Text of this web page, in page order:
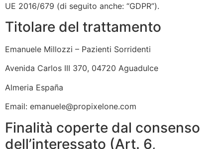
UE 2016/679 (di seguito anche: “GDPR”).
Titolare del trattamento
Emanuele Millozzi – Pazienti Sorridenti
Avenida Carlos III 370, 04720 Aguadulce
Almeria España
Email: emanuele@propixelone.com
Finalità coperte dal consenso
dell’interessato (Art. 6,